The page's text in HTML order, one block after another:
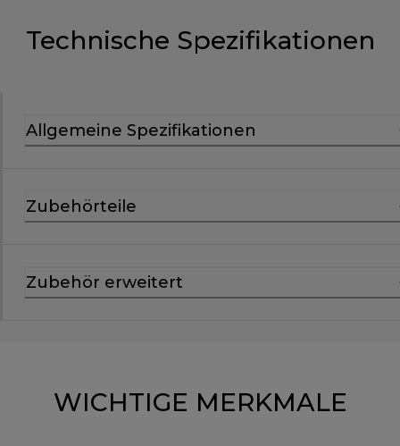
Technische Spezifikationen
Allgemeine Spezifikationen
Zubehörteile
Zubehör erweitert
WICHTIGE MERKMALE